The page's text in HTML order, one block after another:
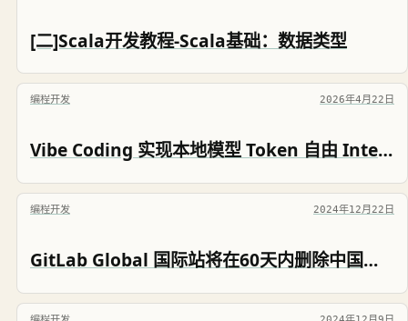
[二]Scala开发教程-Scala基础：数据类型
编程开发 2026年4月22日
Vibe Coding 实现本地模型 Token 自由 IntelliJ IDEA + LM Studio + LM Link + Continue
编程开发 2024年12月22日
GitLab Global 国际站将在60天内删除中国大陆、香港、澳门地区的账号